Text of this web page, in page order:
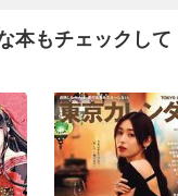
本もチェックして